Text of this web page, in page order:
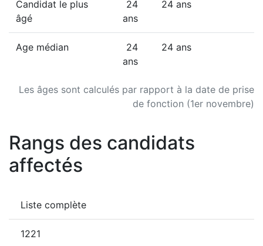
Les âges sont calculés par rapport à la date de prise
de fonction (1er novembre)
Candidat le plus
âgé
24
ans
24 ans
Age médian
24
ans
24 ans
Rangs des candidats
affectés
Liste complète
1221